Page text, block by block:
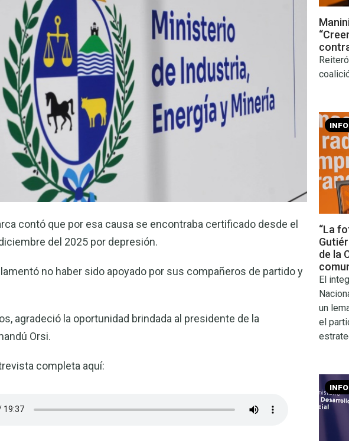
contó que por esa causa se encontraba certificado desde el
del 2025 por depresión.
no haber sido apoyado por sus compañeros de partido y
agradeció la oportunidad brindada al presidente de la
Orsi.
completa aquí:
“La
de la
El
un
el